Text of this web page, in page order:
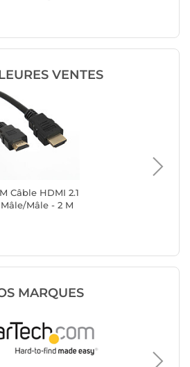
VENTES
Câble HDMI 2.1
Mâle - 2 M
MARQUES